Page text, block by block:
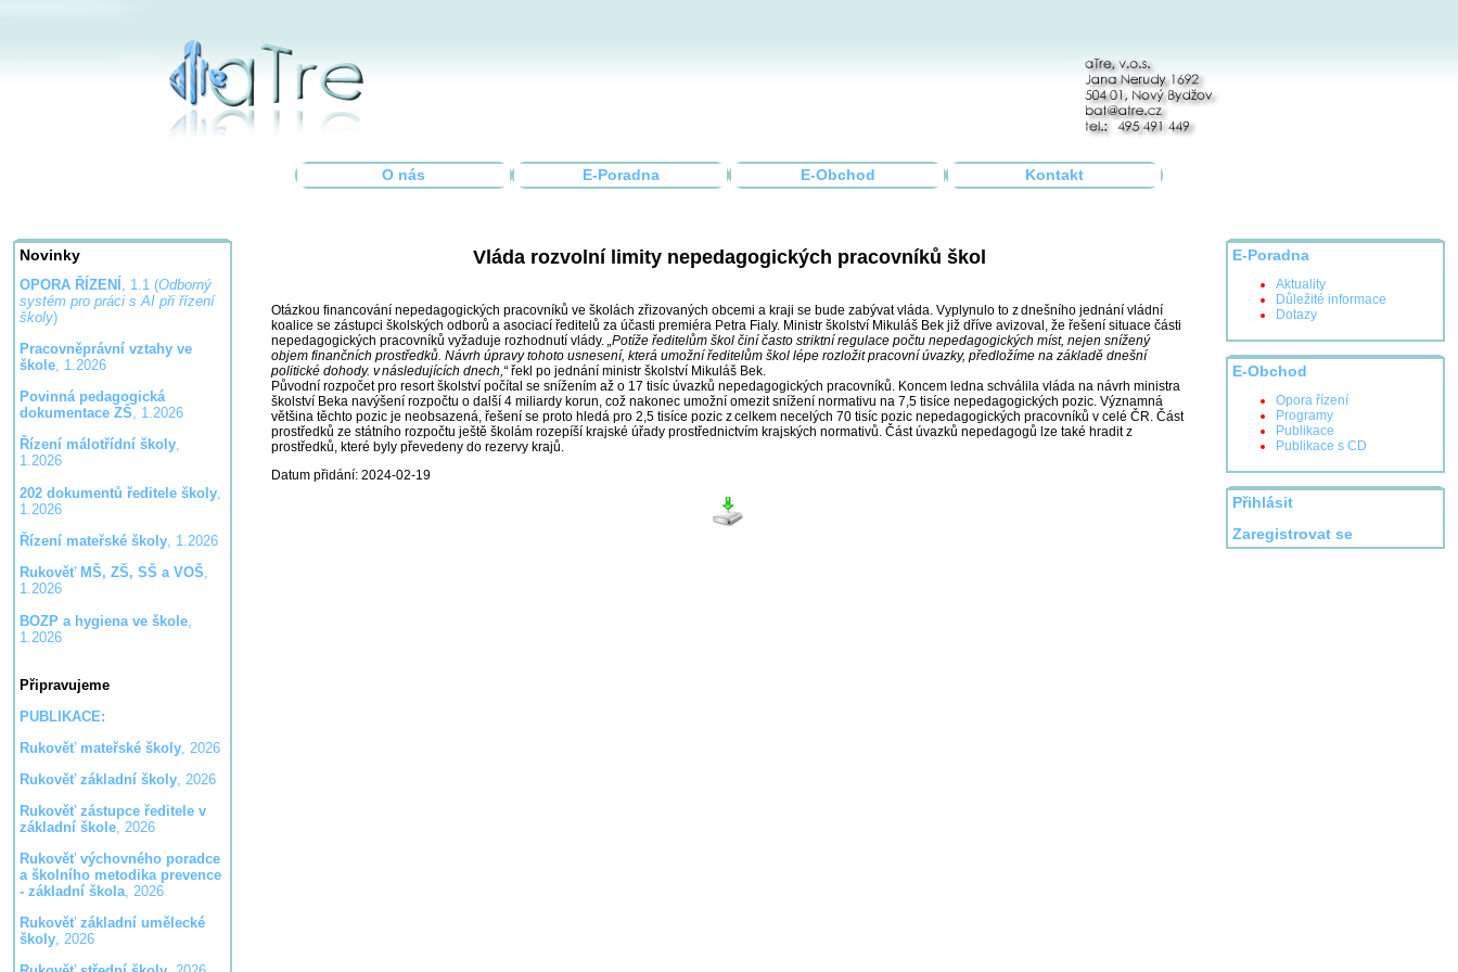
O nás E-Poradna E-Obchod Kontakt
Novinky
OPORA ŘÍZENÍ , 1.1 (Odborný
systém pro práci s AI při řízení
školy)
Pracovněprávní vztahy ve
škole, 1.2026
Povinná pedagogická
dokumentace ZŠ, 1.2026
Řízení málotřídní školy,
1.2026
202 dokumentů ředitele školy,
1.2026
Řízení mateřské školy, 1.2026
Rukověť MŠ, ZŠ, SŠ a VOŠ,
1.2026
BOZP a hygiena ve škole,
1.2026
Připravujeme
PUBLIKACE:
Rukověť mateřské školy, 2026
Rukověť základní školy, 2026
Rukověť zástupce ředitele v
základní škole, 2026
Rukověť výchovného poradce
a školního metodika prevence
- základní škola, 2026
Rukověť základní umělecké
školy, 2026
E-Poradna
Aktuality
Důležité informace
Dotazy
E-Obchod
Opora řízení
Programy
Publikace
Publikace s CD
Přihlásit
Zaregistrovat se
Vláda rozvolní limity nepedagogických pracovníků škol
Otázkou financování nepedagogických pracovníků ve školách zřizovaných obcemi a kraji se bude zabývat vláda. Vyplynulo to z dnešního jednání vládní
koalice se zástupci školských odborů a asociací ředitelů za účasti premiéra Petra Fialy. Ministr školství Mikuláš Bek již dříve avizoval, že řešení situace části
nepedagogických pracovníků vyžaduje rozhodnutí vlády. „Potíže ředitelům škol činí často striktní regulace počtu nepedagogických míst, nejen snížený
objem finančních prostředků. Návrh úpravy tohoto usnesení, která umožní ředitelům škol lépe rozložit pracovní úvazky, předložíme na základě dnešní
politické dohody. v následujících dnech,“řekl po jednání ministr školství Mikuláš Bek.
Původní rozpočet pro resort školství počítal se snížením až o 17 tisíc úvazků nepedagogických pracovníků. Koncem ledna schválila vláda na návrh ministra
školství Beka navýšení rozpočtu o další 4 miliardy korun, což nakonec umožní omezit snížení normativu na 7,5 tisíce nepedagogických pozic. Významná
většina těchto pozic je neobsazená, řešení se proto hledá pro 2,5 tisíce pozic z celkem necelých 70 tisíc pozic nepedagogických pracovníků v celé ČR. Část
prostředků ze státního rozpočtu ještě školám rozepíší krajské úřady prostřednictvím krajských normativů. Část úvazků nepedagogů lze také hradit z
prostředků, které byly převedeny do rezervy krajů.
Datum přidání: 2024-02-19